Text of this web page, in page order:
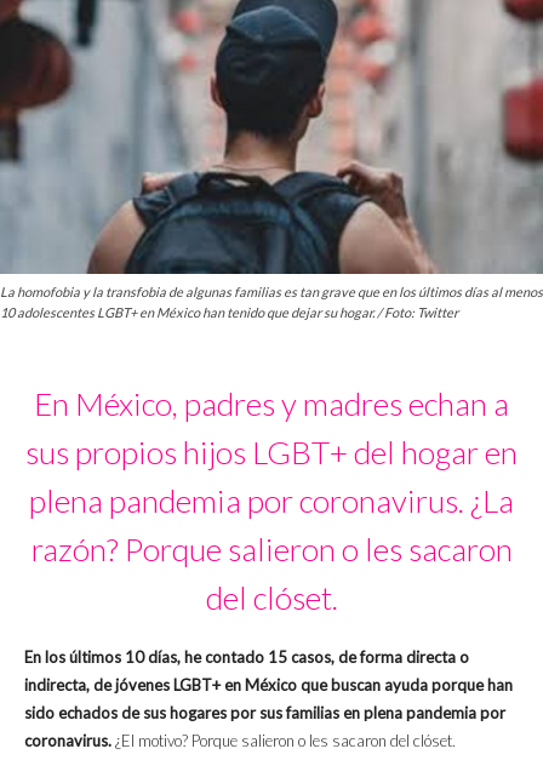
La homofobia y la transfobia de algunas familias es tan grave que en los últimos días al menos
10 adolescentes LGBT+ en México han tenido que dejar su hogar. / Foto: Twitter
En México, padres y madres echan a
sus propios hijos LGBT+ del hogar en
plena pandemia por coronavirus. ¿La
razón? Porque salieron o les sacaron
del clóset.
En los últimos 10 días, he contado 15 casos, de forma directa o
indirecta, de jóvenes LGBT+ en México que buscan ayuda porque han
sido echados de sus hogares por sus familias en plena pandemia por
coronavirus.¿El motivo? Porque salieron o les sacaron del clóset.